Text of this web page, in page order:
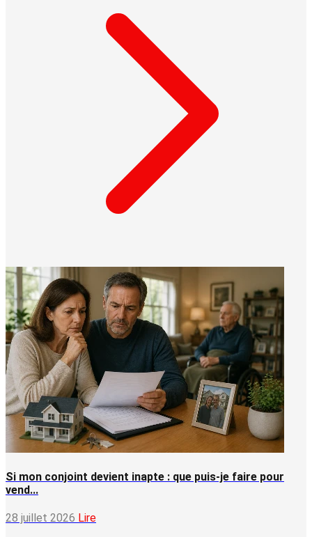
Si mon conjoint devient inapte : que puis-je faire pour
vend...
28 juillet 2026 Lire